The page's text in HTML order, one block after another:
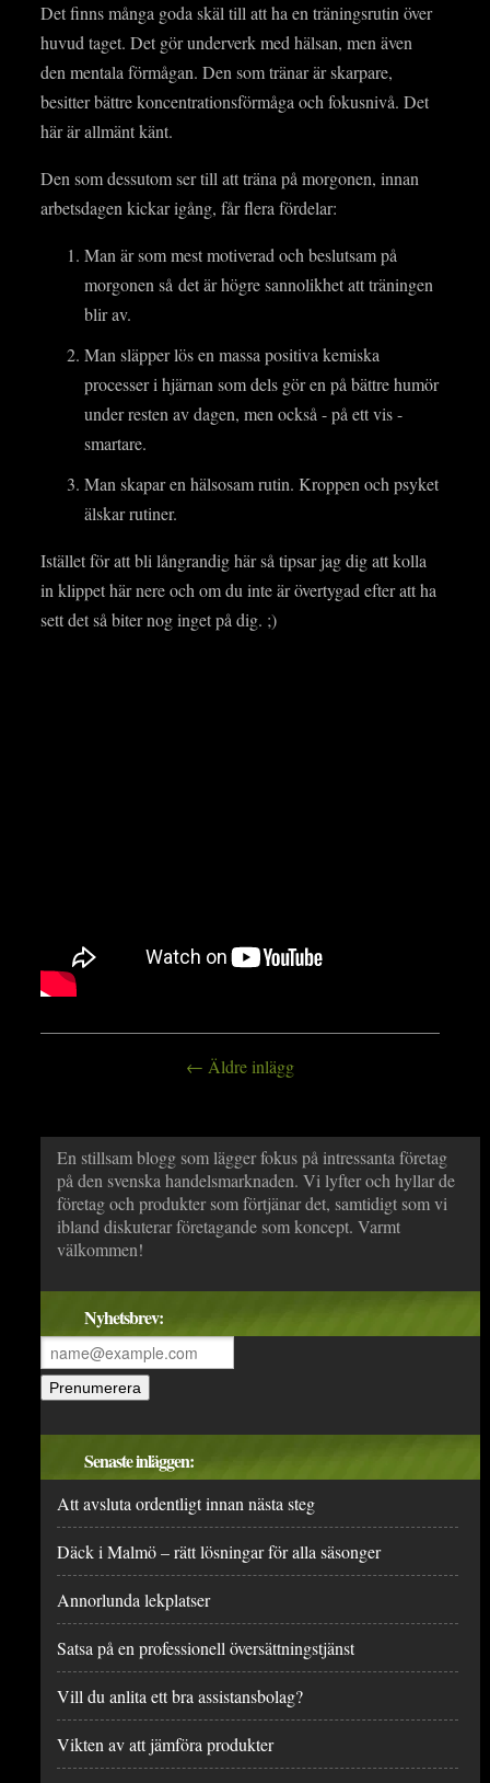
Det finns många goda skäl till att ha en träningsrutin över
huvud taget. Det gör underverk med hälsan, men även
den mentala förmågan. Den som tränar är skarpare,
besitter bättre koncentrationsförmåga och fokusnivå. Det
här är allmänt känt.
Den som dessutom ser till att träna på morgonen, innan
arbetsdagen kickar igång, får flera fördelar:
Man är som mest motiverad och beslutsam på
morgonen så det är högre sannolikhet att träningen
blir av.
Man släpper lös en massa positiva kemiska
processer i hjärnan som dels gör en på bättre humör
under resten av dagen, men också - på ett vis -
smartare.
Man skapar en hälsosam rutin. Kroppen och psyket
älskar rutiner.
Istället för att bli långrandig här så tipsar jag dig att kolla
in klippet här nere och om du inte är övertygad efter att ha
sett det så biter nog inget på dig. ;)
← Äldre inlägg
En stillsam blogg som lägger fokus på intressanta företag
på den svenska handelsmarknaden. Vi lyfter och hyllar de
företag och produkter som förtjänar det, samtidigt som vi
ibland diskuterar företagande som koncept. Varmt
välkommen!
Nyhetsbrev:
Senaste inläggen:
Att avsluta ordentligt innan nästa steg
Däck i Malmö – rätt lösningar för alla säsonger
Annorlunda lekplatser
Satsa på en professionell översättningstjänst
Vill du anlita ett bra assistansbolag?
Vikten av att jämföra produkter